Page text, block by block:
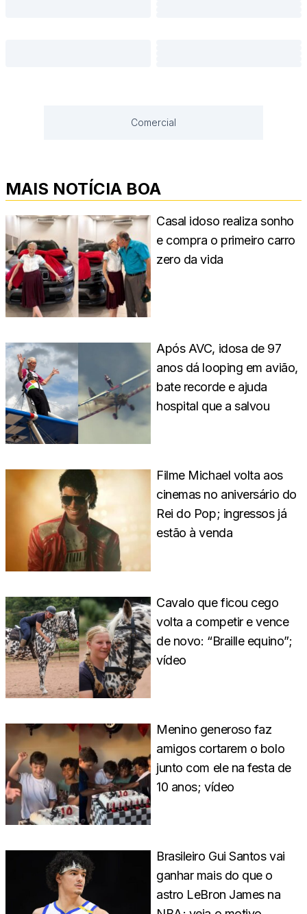
Comercial
MAIS NOTÍCIA BOA
Casal idoso realiza sonho
e compra o primeiro carro
zero da vida
Após AVC, idosa de 97
anos dá looping em avião,
bate recorde e ajuda
hospital que a salvou
Filme Michael volta aos
cinemas no aniversário do
Rei do Pop; ingressos já
estão à venda
Cavalo que ficou cego
volta a competir e vence
de novo: “Braille equino”;
vídeo
Menino generoso faz
amigos cortarem o bolo
junto com ele na festa de
10 anos; vídeo
Brasileiro Gui Santos vai
ganhar mais do que o
astro LeBron James na